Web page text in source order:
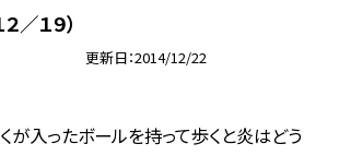
／１９）
更新日 2014/12/22
が入ったボールを持って歩くと炎はどう